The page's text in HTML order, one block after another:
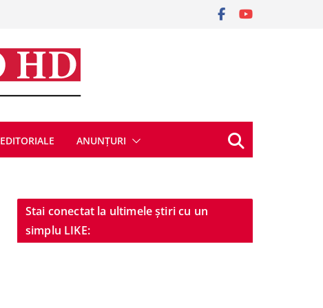
EDITORIALE ANUNȚURI
Stai conectat la ultimele știri cu un
simplu LIKE: